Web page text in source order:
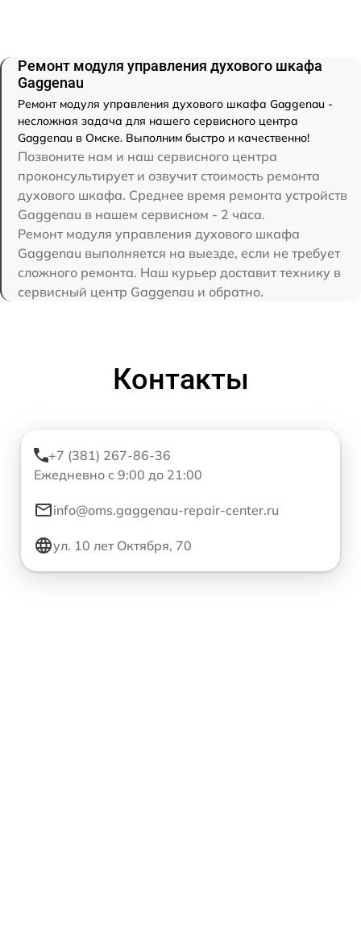
Ремонт модуля управления духового шкафа
Gaggenau
Ремонт модуля управления духового шкафа Gaggenau -
несложная задача для нашего сервисного центра
Gaggenau в Омске. Выполним быстро и качественно!
Позвоните нам и наш сервисного центра
проконсультирует и озвучит стоимость ремонта
духового шкафа. Среднее время ремонта устройств
Gaggenau в нашем сервисном - 2 часа.
Ремонт модуля управления духового шкафа
Gaggenau выполняется на выезде, если не требует
сложного ремонта. Наш курьер доставит технику в
сервисный центр Gaggenau и обратно.
Контакты
+7 (381) 267-86-36
Ежедневно с 9:00 до 21:00
info@oms.gaggenau-repair-center.ru
ул. 10 лет Октября, 70